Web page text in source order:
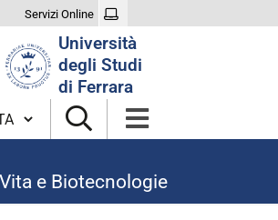
Servizi Online
Università
degli Studi
di Ferrara
lingua
e Biotecnologie